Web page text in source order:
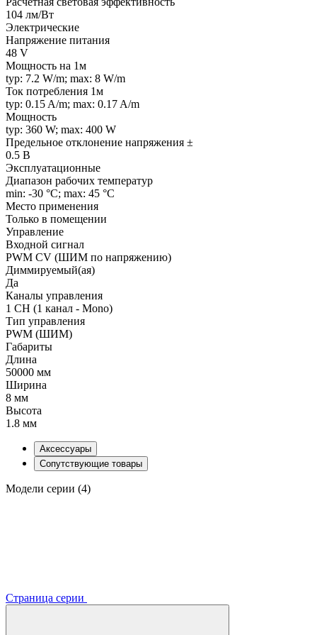
104 лм/Вт
Электрические
Напряжение питания
48 V
Мощность на 1м
typ: 7.2 W/m; max: 8 W/m
Ток потребления 1м
typ: 0.15 A/m; max: 0.17 A/m
Мощность
typ: 360 W; max: 400 W
Предельное отклонение напряжения ±
0.5 В
Эксплуатационные
Диапазон рабочих температур
min: -30 °C; max: 45 °C
Место применения
Только в помещении
Управление
Входной сигнал
PWM СV (ШИМ по напряжению)
Диммируемый(ая)
Да
Каналы управления
1 CH (1 канал - Mono)
Тип управления
PWM (ШИМ)
Габариты
Длина
50000 мм
Ширина
8 мм
Высота
1.8 мм
Аксессуары
Сопутствующие товары
Модели серии (4)
Страница серии